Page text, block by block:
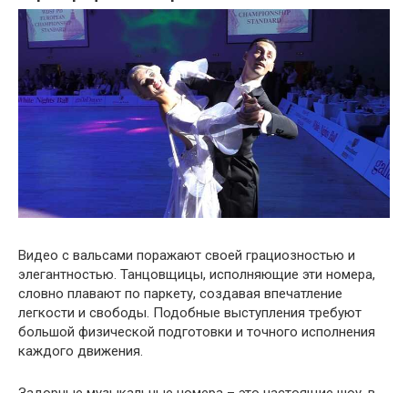
Видео с вальсами поражают своей грациозностью и
элегантностью. Танцовщицы, исполняющие эти номера,
словно плавают по паркету, создавая впечатление
легкости и свободы. Подобные выступления требуют
большой физической подготовки и точного исполнения
каждого движения.